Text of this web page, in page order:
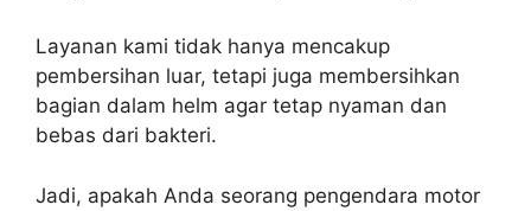
Layanan kami tidak hanya mencakup
pembersihan luar, tetapi juga membersihkan
bagian dalam helm agar tetap nyaman dan
bebas dari bakteri.
Jadi, apakah Anda seorang pengendara motor